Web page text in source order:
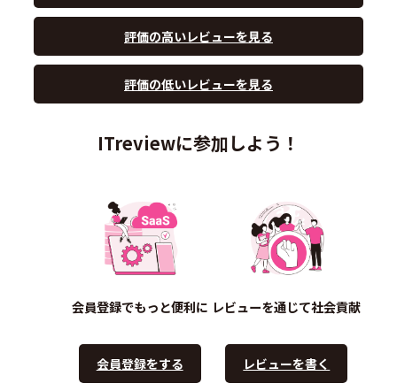
評価の高いレビューを見る
評価の低いレビューを見る
ITreviewに参加しよう！
会員登録でもっと便利に
会員登録をする
レビューを通じて社会貢献
レビューを書く